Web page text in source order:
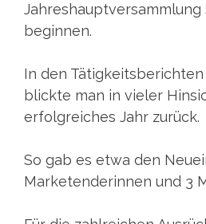
beginnen.
In den
blickte man in vieler
erfolgreiches Jahr zurück.
So gab es etwa den
Marketenderinnen und 3